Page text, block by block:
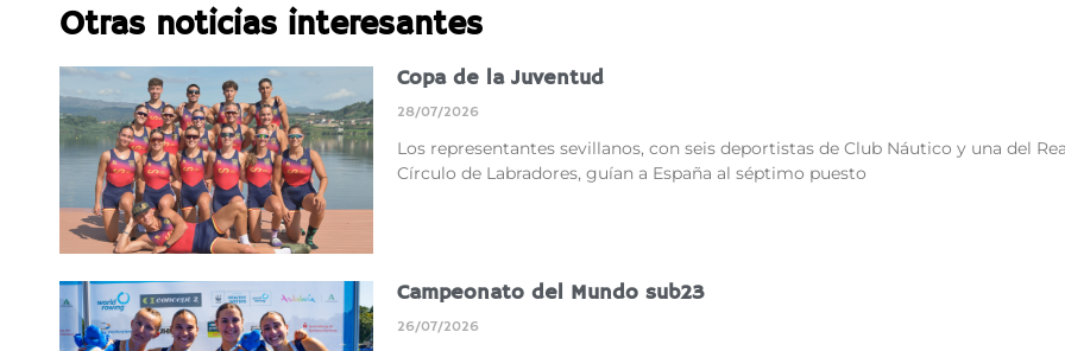
Otras noticias interesantes
Copa de la Juventud
28/07/2026
Los representantes sevillanos, con seis deportistas de Club Náutico y una del
Círculo de Labradores, guían a España al séptimo puesto
Campeonato del Mundo sub23
26/07/2026